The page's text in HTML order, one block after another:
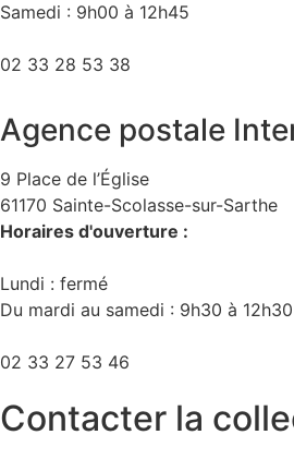
Samedi : 9h00 à 12h45
02 33 28 53 38
Agence postale
9 Place de l’Église
61170 Sainte-Scolasse-sur-Sarthe
Horaires d'ouverture :
Lundi : fermé
Du mardi au samedi : 9h30 à 12h30
02 33 27 53 46
Contacter la